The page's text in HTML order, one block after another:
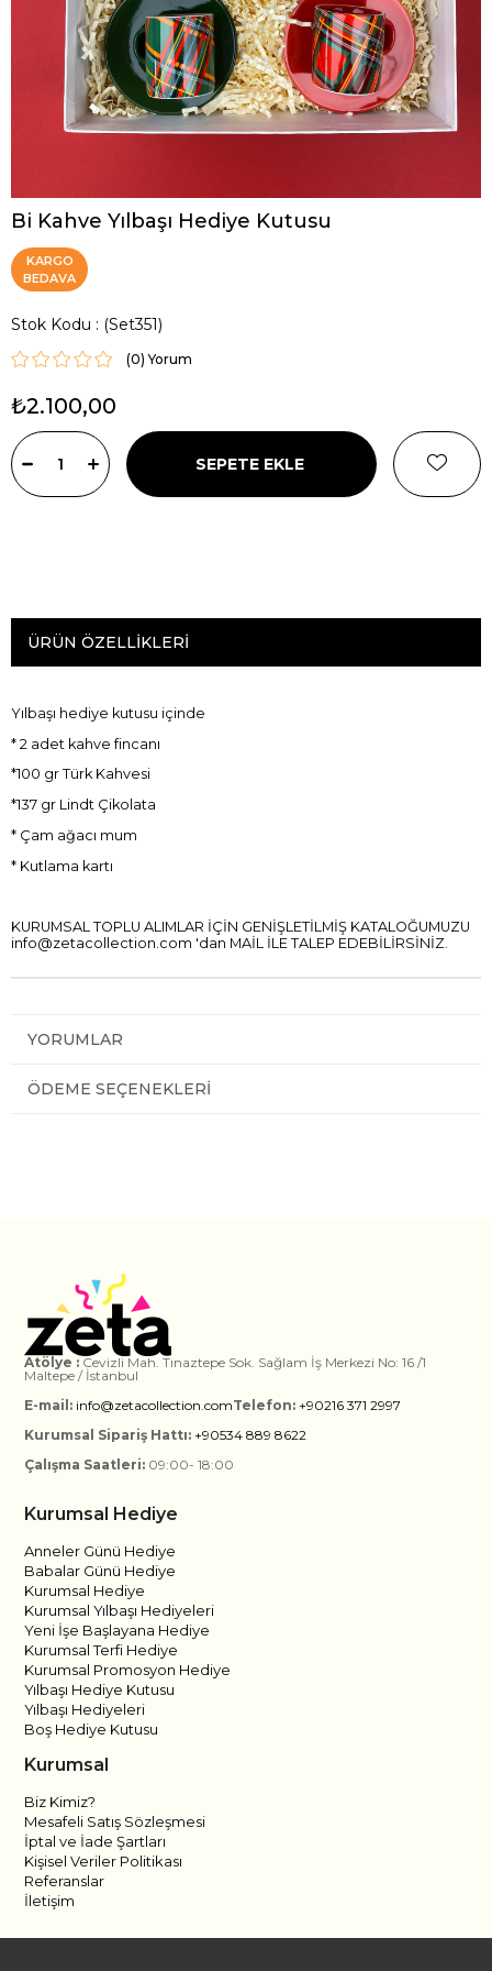
Bi Kahve Yılbaşı Hediye Kutusu
KARGO
BEDAVA
Stok Kodu (Set351)
(0)
₺2.100,00
ÜRÜN ÖZELLIKLERI
Yılbaşı hediye kutusu içinde
* 2 adet kahve fincanı
*100 gr Türk Kahvesi
*137 gr Lindt Çikolata
* Çam ağacı mum
* Kutlama kartı
KURUMSAL TOPLU ALIMLAR İÇİN GENİŞLETİLMİŞ KATALOĞUMUZU
info@zetacollection.com 'dan MAİL İLE TALEP EDEBİLİRSİNİZ.
YORUMLAR
ÖDEME SEÇENEKLERI
Atölye : Cevizli Mah. Tınaztepe Sok. Sağlam İş Merkezi No: 16 /1
Maltepe / İstanbul
E-mail: info@zetacollection.comTelefon: +90216 371 2997
Kurumsal Sipariş Hattı: +90534 889 8622
Çalışma Saatleri: 09:00- 18:00
Kurumsal Hediye
Anneler Günü Hediye
Babalar Günü Hediye
Kurumsal Hediye
Kurumsal Yılbaşı Hediyeleri
Yeni İşe Başlayana Hediye
Kurumsal Terfi Hediye
Kurumsal Promosyon Hediye
Yılbaşı Hediye Kutusu
Yılbaşı Hediyeleri
Boş Hediye Kutusu
Kurumsal
Biz Kimiz?
Mesafeli Satış Sözleşmesi
İptal ve İade Şartları
Kişisel Veriler Politikası
Referanslar
İletişim